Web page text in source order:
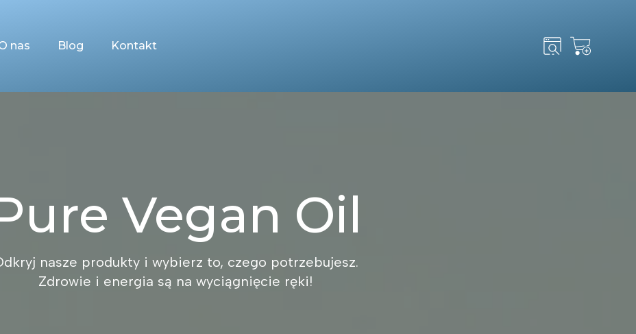
nas Blog
Kontakt
Vegan Oil
nasze produkty i wybierz to, czego potrzebujesz.
Zdrowie i energia są na wyciągnięcie ręki!